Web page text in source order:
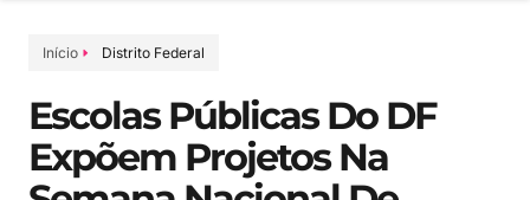
Início Distrito Federal
Escolas Públicas Do DF
Expõem Projetos Na